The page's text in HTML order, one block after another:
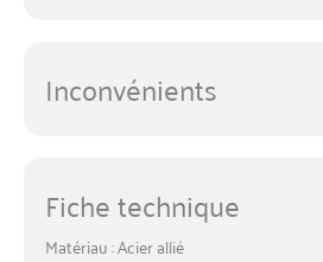
Inconvénients
Fiche technique
Matériau : Acier allié